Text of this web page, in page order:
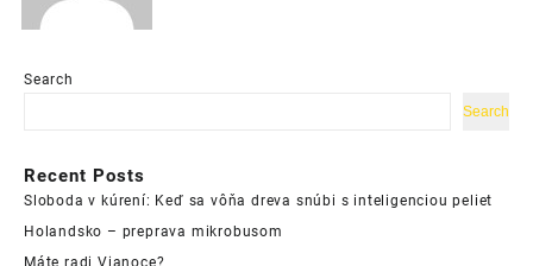
Search
Search
Recent Posts
Sloboda v kúrení: Keď sa vôňa dreva snúbi s inteligenciou peliet
Holandsko – preprava mikrobusom
Máte radi Vianoce?